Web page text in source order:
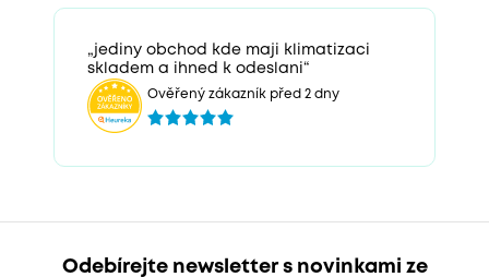
„jediny obchod kde maji klimatizaci
skladem a ihned k odeslani“
Ověřený zákazník před 2 dny
Odebírejte newsletter s novinkami ze